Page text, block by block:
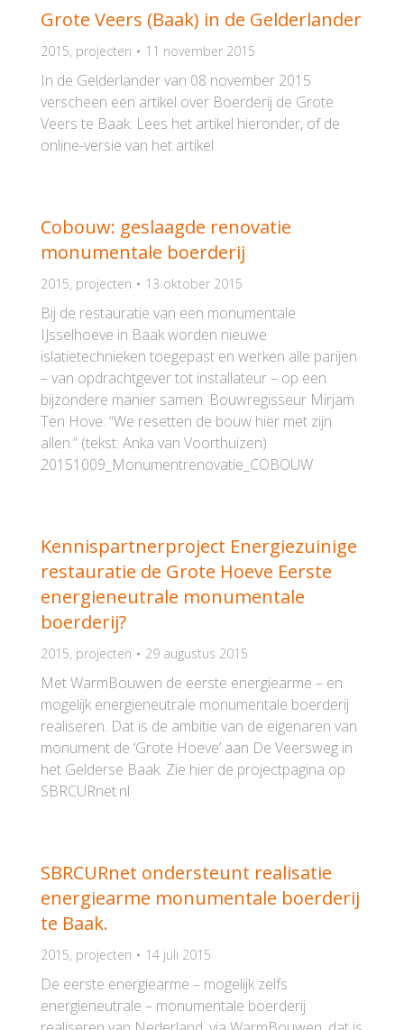
Grote Veers (Baak) in de Gelderlander
2015, projecten 11 november 2015
In de Gelderlander van 08 november 2015
verscheen een artikel over Boerderij de Grote
Veers te Baak. Lees het artikel hieronder, of de
online-versie van het artikel.
Cobouw: geslaagde renovatie
monumentale boerderij
2015, projecten 13 oktober 2015
Bij de restauratie van een monumentale
IJsselhoeve in Baak worden nieuwe
islatietechnieken toegepast en werken alle parijen
– van opdrachtgever tot installateur – op een
bijzondere manier samen. Bouwregisseur Mirjam
Ten Hove: “We resetten de bouw hier met zijn
allen.” (tekst: Anka van Voorthuizen)
20151009_Monumentrenovatie_COBOUW
Kennispartnerproject Energiezuinige
restauratie de Grote Hoeve Eerste
energieneutrale monumentale
boerderij?
2015, projecten 29 augustus 2015
Met WarmBouwen de eerste energiearme – en
mogelijk energieneutrale monumentale boerderij
realiseren. Dat is de ambitie van de eigenaren van
monument de ‘Grote Hoeve’ aan De Veersweg in
het Gelderse Baak. Zie hier de projectpagina op
SBRCURnet.nl
SBRCURnet ondersteunt realisatie
energiearme monumentale boerderij
te Baak.
2015, projecten 14 juli 2015
De eerste energiearme – mogelijk zelfs
energieneutrale – monumentale boerderij